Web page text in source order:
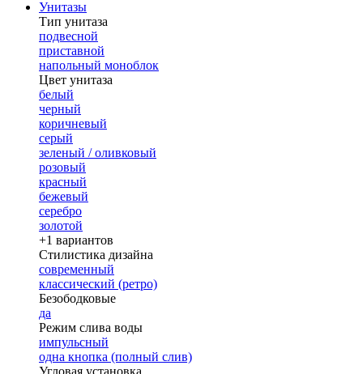
Унитазы
Тип унитаза
подвесной
приставной
напольный моноблок
Цвет унитаза
белый
черный
коричневый
серый
зеленый / оливковый
розовый
красный
бежевый
серебро
золотой
+1 вариантов
Стилистика дизайна
современный
классический (ретро)
Безободковые
да
Режим слива воды
импульсный
одна кнопка (полный слив)
Угловая установка